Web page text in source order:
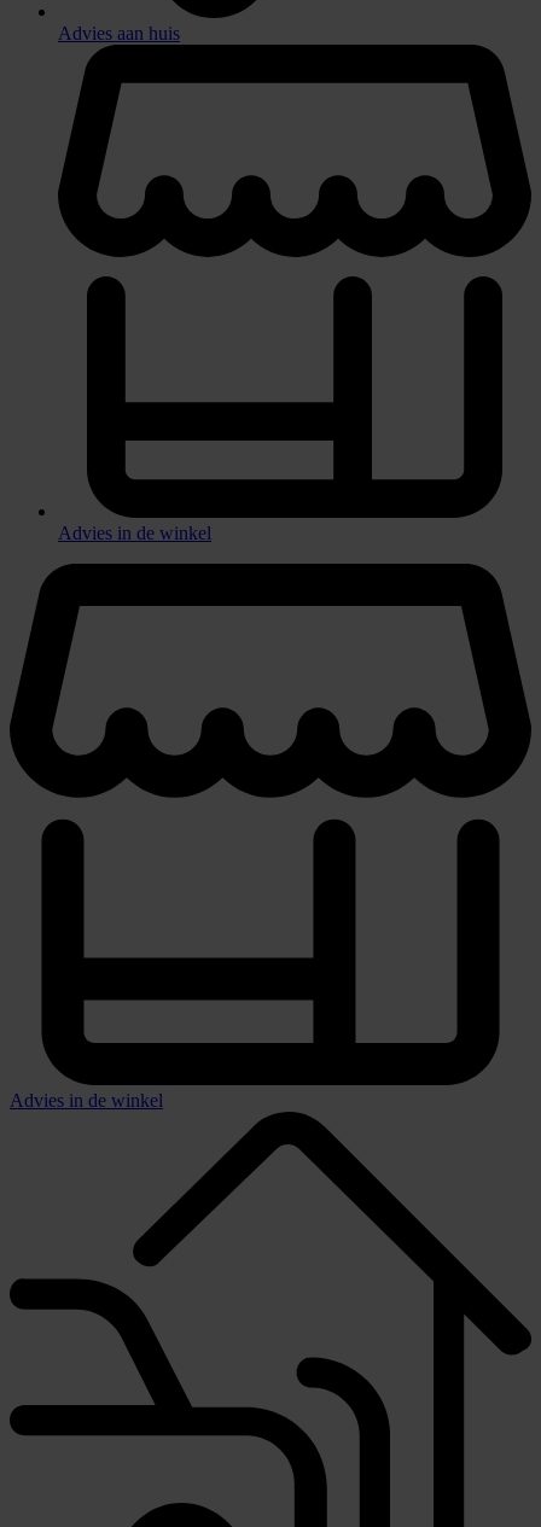
Advies aan huis
Advies in de winkel
Advies in de winkel